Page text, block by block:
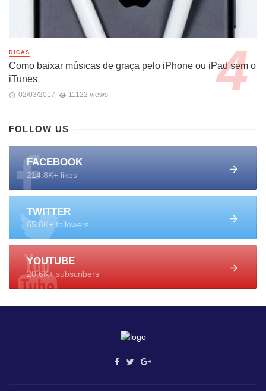
DICAS
Como baixar músicas de graça pelo iPhone ou iPad sem o
iTunes
02/03/2017 11122 views
FOLLOW US
FACEBOOK
214.8K+ likes
TWITTER
65.8K+ followers
YOUTUBE
20.6K+ subscribers